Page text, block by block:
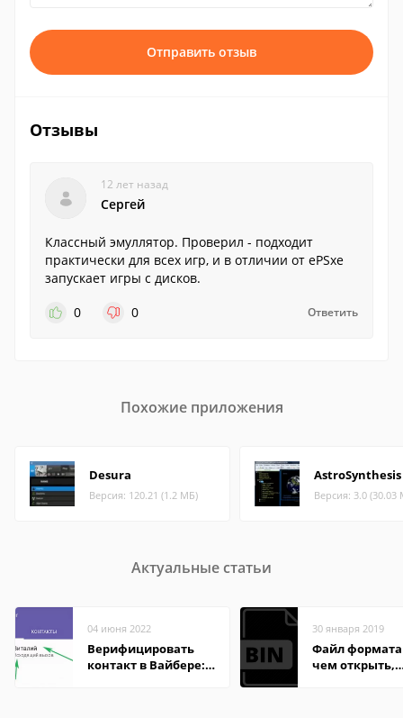
Отправить отзыв
Отзывы
12 лет назад
Сергей
Классный эмуллятор. Проверил - подходит
практически для всех игр, и в отличии от ePSxe
запускает игры с дисков.
0
0 Ответить
Похожие приложения
Desura
Версия: 120.21 (1.2 МБ)
AstroSynthesis
Версия: 3.0 (30.03
Актуальные статьи
04 июня 2022
Верифицировать
контакт в Вайбере:
30 января 2019
Файл формата
чем открыть,